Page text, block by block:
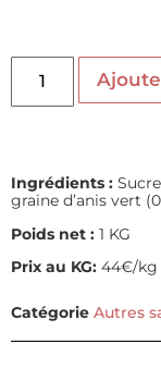
Ingrédients :
graine d’anis vert
Poids net : 1 KG
Prix au KG: 44€/kg
Catégorie Autres